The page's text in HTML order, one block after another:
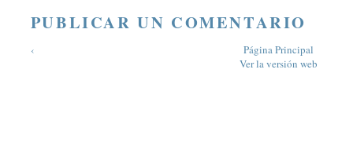
PUBLICAR UN COMENTARIO
‹
Página Principal
Ver la versión web